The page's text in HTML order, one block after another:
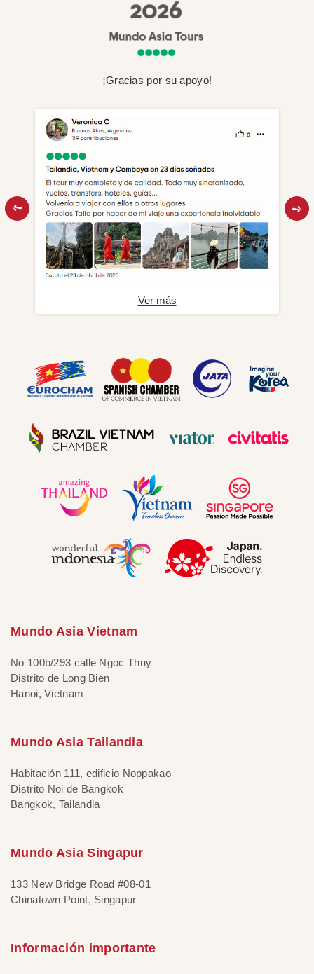
¡Gracias por su apoyo!
Ver más
Mundo Asia Vietnam
No 100b/293 calle Ngoc Thuy
Distrito de Long Bien
Hanoi, Vietnam
Mundo Asia Tailandia
Habitación 111, edificio Noppakao
Distrito Noi de Bangkok
Bangkok, Tailandia
Mundo Asia Singapur
133 New Bridge Road #08-01
Chinatown Point, Singapur
Información importante